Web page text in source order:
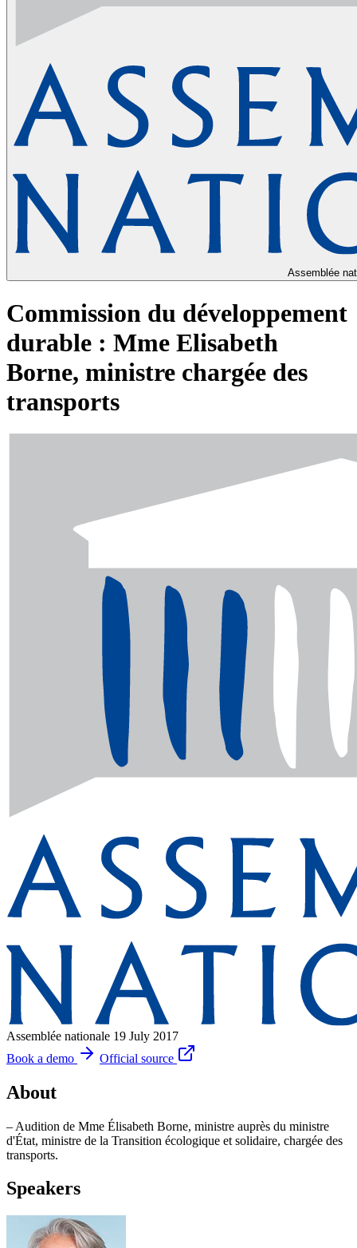
Assemblée
Commission du développement
durable : Mme Elisabeth
Borne, ministre chargée des
transports
Assemblée nationale 19 July 2017
Book a demo
Official source
About
– Audition de Mme Élisabeth Borne, ministre auprès du ministre
d'État, ministre de la Transition écologique et solidaire, chargée des
transports.
Speakers